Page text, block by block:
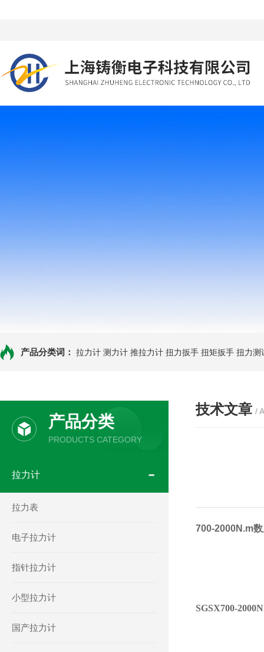
产品分类词： 拉力计 测力计 推拉力计 扭力扳手 扭矩扳手 扭力测
产品分类
PRODUCTS CATEGORY
拉力计
拉力表
电子拉力计
指针拉力计
小型拉力计
国产拉力计
技术文章 /
700-2000N.m
SGSX700-